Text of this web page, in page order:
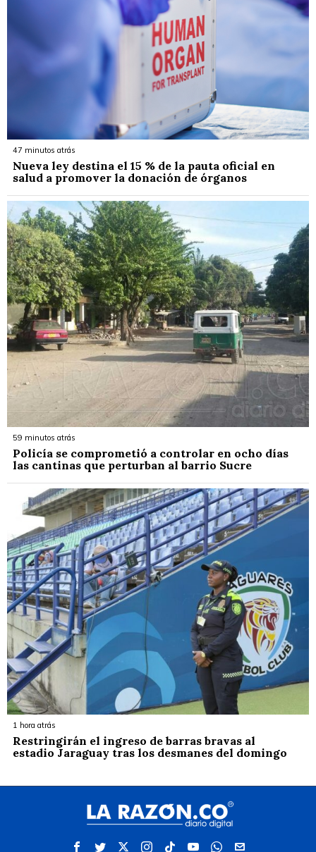
47 minutos atrás
Nueva ley destina el 15 % de la pauta oficial en
salud a promover la donación de órganos
59 minutos atrás
Policía se comprometió a controlar en ocho días
las cantinas que perturban al barrio Sucre
1 hora atrás
Restringirán el ingreso de barras bravas al
estadio Jaraguay tras los desmanes del domingo